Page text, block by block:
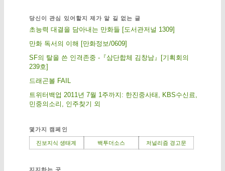
당신이 관심 있어할지 제가 알 길 없는 글
초능력 대결을 담아내는 만화들 [도서관저널 1309]
만화 독서의 이해 [만화정보/0609]
SF의 탈을 쓴 인격존중 -『삼단합체 김창남』[기획회의
239호]
드래곤볼 FAIL
트위터백업 2011년 7월 1주까지: 한진중사태, KBS수신료,
민중의소리, 인주찾기 외
몇가지 캠페인
진보지식 생태계 백투더소스 저널리즘 경고문
지지하는 곳